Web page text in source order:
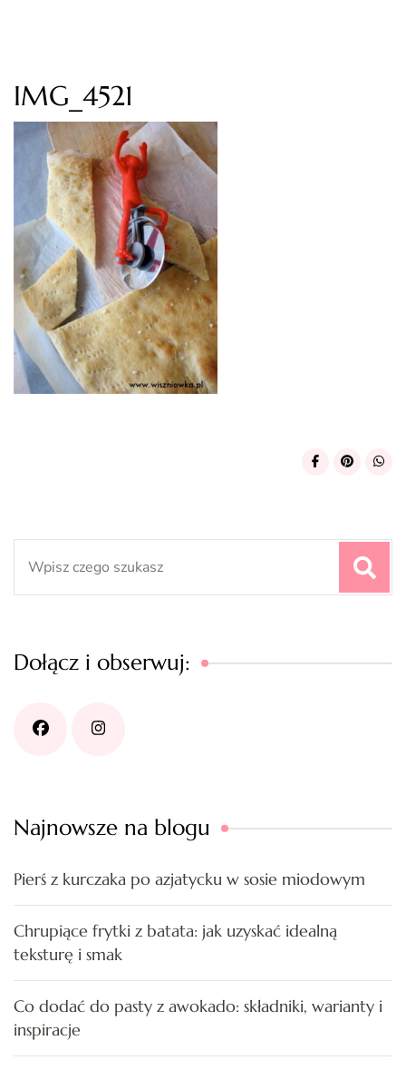
IMG_4521
Dołącz i obserwuj:
Najnowsze na blogu
Pierś z kurczaka po azjatycku w sosie miodowym
Chrupiące frytki z batata: jak uzyskać idealną
teksturę i smak
Co dodać do pasty z awokado: składniki, warianty i
inspiracje